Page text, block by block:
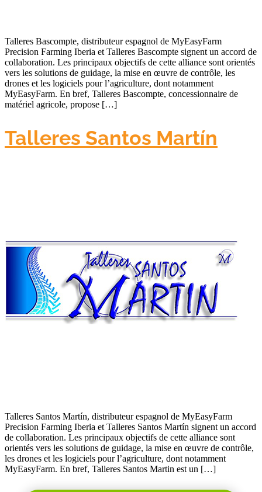
Talleres Bascompte, distributeur espagnol de MyEasyFarm
Precision Farming Iberia et Talleres Bascompte signent un accord de
collaboration. Les principaux objectifs de cette alliance sont orientés
vers les solutions de guidage, la mise en œuvre de contrôle, les
drones et les logiciels pour l’agriculture, dont notamment
MyEasyFarm. En bref, Talleres Bascompte, concessionnaire de
matériel agricole, propose […]
Talleres Santos Martín
Talleres Santos Martín, distributeur espagnol de MyEasyFarm
Precision Farming Iberia et Talleres Santos Martín signent un accord
de collaboration. Les principaux objectifs de cette alliance sont
orientés vers les solutions de guidage, la mise en œuvre de contrôle,
les drones et les logiciels pour l’agriculture, dont notamment
MyEasyFarm. En bref, Talleres Santos Martin est un […]